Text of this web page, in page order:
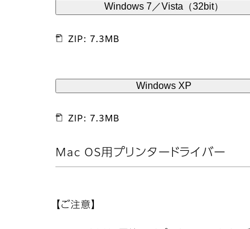
Windows 7／Vista（32bit）
ZIP: 7.3MB
Windows XP
ZIP: 7.3MB
Mac OS用プリンタードライバー
【ご注意】